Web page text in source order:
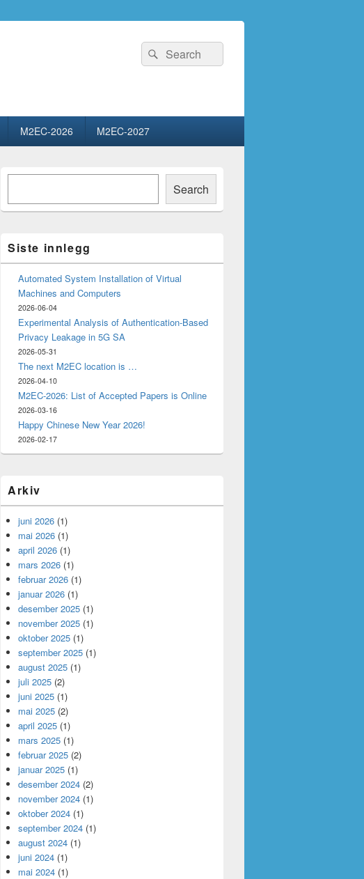
Search
for:
Search
M2EC-2026 M2EC-2027
Primary
Area
Search
Siste innlegg
Automated System Installation of Virtual
Machines and Computers
2026-06-04
Experimental Analysis of Authentication-Based
Privacy Leakage in 5G SA
2026-05-31
The next M2EC location is …
2026-04-10
M2EC-2026: List of Accepted Papers is Online
2026-03-16
Happy Chinese New Year 2026!
2026-02-17
Arkiv
juni 2026 (1)
mai 2026 (1)
april 2026 (1)
mars 2026 (1)
februar 2026 (1)
januar 2026 (1)
desember 2025 (1)
november 2025 (1)
oktober 2025 (1)
september 2025 (1)
august 2025 (1)
juli 2025 (2)
juni 2025 (1)
mai 2025 (2)
april 2025 (1)
mars 2025 (1)
februar 2025 (2)
januar 2025 (1)
desember 2024 (2)
november 2024 (1)
oktober 2024 (1)
september 2024 (1)
august 2024 (1)
juni 2024 (1)
mai 2024 (1)